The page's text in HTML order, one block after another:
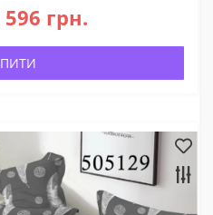
596 грн.